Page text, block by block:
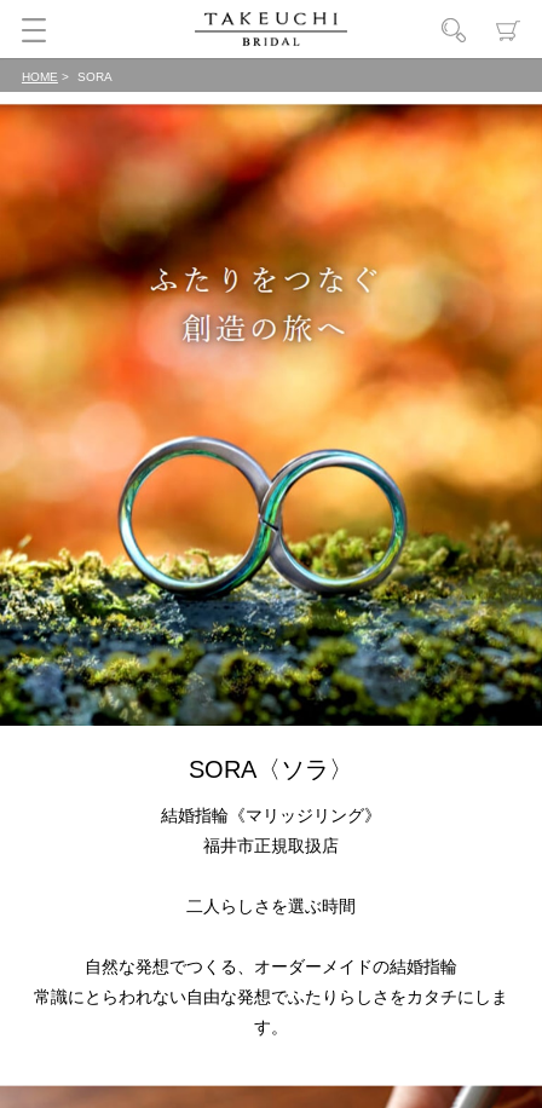
HOME SORA
SORA〈ソラ〉
結婚指輪《マリッジリング》
福井市正規取扱店
二人らしさを選ぶ時間
自然な発想でつくる、オーダーメイドの結婚指輪
常識にとらわれない自由な発想でふたりらしさをカタチにしま
す。